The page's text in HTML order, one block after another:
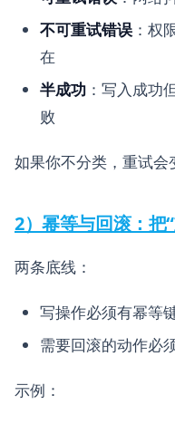
不可重试错误 ：权
在
半成功 ：写入成功
败
如果你不分类，重试会
2）幂等与回滚：把
两条底线：
写操作必须有幂等
需要回滚的动作必
示例：